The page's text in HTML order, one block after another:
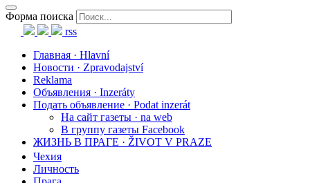
Форма поиска
rss
Главная · Hlavní
Новости · Zpravodajství
Reklama
Объявления · Inzeráty
Подать объявление · Podat inzerát
На сайт газеты · na web
В группу газеты Facebook
ЖИЗНЬ В ПРАГЕ · ŽIVOT V PRAZE
Чехия
Личность